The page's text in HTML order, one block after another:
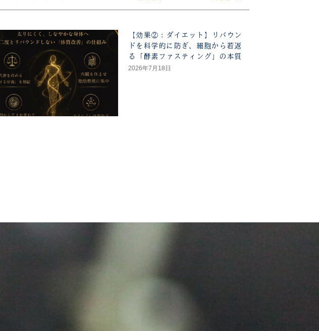
【効果②：ダイエット】リバウン
ドを科学的に防ぎ、細胞から若返
る「酵素ファスティング」の本質
2026年7月18日